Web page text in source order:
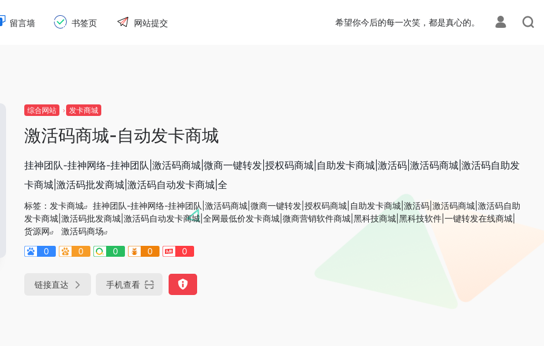
留言墙 书签页 网站提交 希望你今后的每一次笑，都是真心的。
综合网站 发卡商城
激活码商城-自动发卡商城
挂神团队-挂神网络-挂神团队|激活码商城|微商一键转发|授权码商城|自助发卡商城|激活码|激活码商城|激活码自助发
卡商城|激活码批发商城|激活码自动发卡商城|全
标签： 发卡商城
挂神团队-挂神网络-挂神团队|激活码商城|微商一键转发|授权码商城|自助发卡商城|激活码|激活码商城|激活码自助
发卡商城|激活码批发商城|激活码自动发卡商城|全网最低价发卡商城|微商营销软件商城|黑科技商城|黑科技软件|一键转发在线商城|
货源网
激活码商场
0
0 0 0 0
链接直达 手机查看